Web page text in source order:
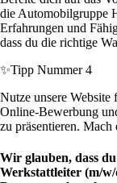
die Automobilgruppe
Erfahrungen und
dass du die richtige
✨Tipp Nummer 4
Nutze unsere
Online-Bewerbung
zu präsentieren.
Wir glauben, dass
Werkstattleiter (m/